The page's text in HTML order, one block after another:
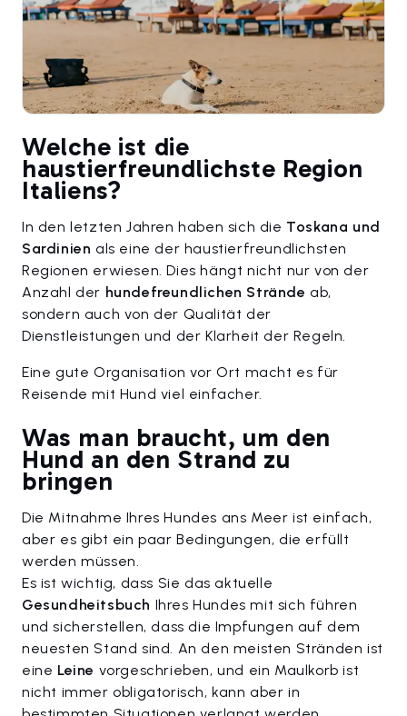
Welche ist die
haustierfreundlichste Region
Italiens?
In den letzten Jahren haben sich die Toskana und
Sardinien als eine der haustierfreundlichsten
Regionen erwiesen. Dies hängt nicht nur von der
Anzahl der hundefreundlichen Strände ab,
sondern auch von der Qualität der
Dienstleistungen und der Klarheit der Regeln.
Eine gute Organisation vor Ort macht es für
Reisende mit Hund viel einfacher.
Was man braucht, um den
Hund an den Strand zu
bringen
Die Mitnahme Ihres Hundes ans Meer ist einfach,
aber es gibt ein paar Bedingungen, die erfüllt
werden müssen.
Es ist wichtig, dass Sie das aktuelle
Gesundheitsbuch Ihres Hundes mit sich führen
und sicherstellen, dass die Impfungen auf dem
neuesten Stand sind. An den meisten Stränden ist
eine Leine vorgeschrieben, und ein Maulkorb ist
nicht immer obligatorisch, kann aber in